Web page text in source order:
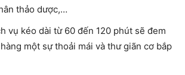
thảo dược,…
vụ kéo dài từ 60 đến 120 phút sẽ đem
một sự thoải mái và thư giãn cơ bắp